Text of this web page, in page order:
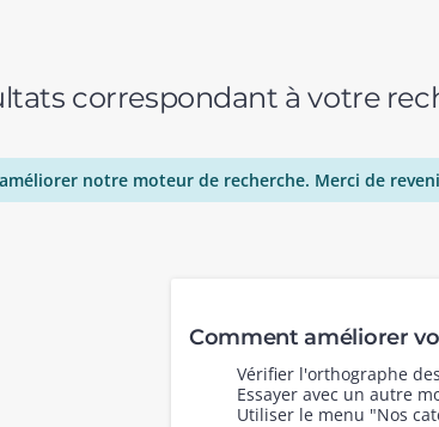
correspondant à votre
notre moteur de recherche. Merci de
Comment améliorer
Vérifier l'orthographe
Essayer avec un autre
Utiliser le menu "Nos